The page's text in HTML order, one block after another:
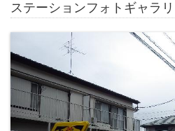
ステーションフォトギャラ